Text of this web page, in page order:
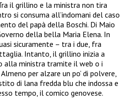
il grillino e la ministra non tira
si consuma all’indomani del caso
del papà della Boschi. Di Maio
della bella Maria Elena. In
sicuramente – tra i due, fra
Intanto, il grillino inizia a
alla ministra tramite il web o i
per alzare un po’ di polvere,
di lana fredda blu che indossa e
tempo, il comico genovese.